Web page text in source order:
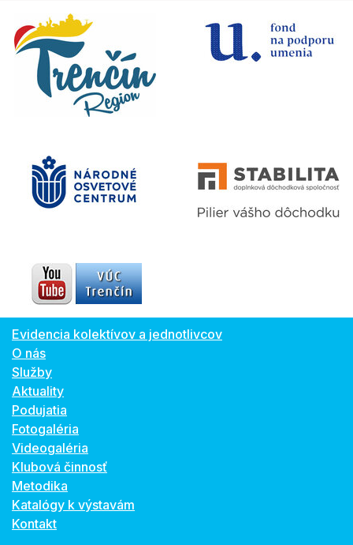
Evidencia kolektívov a jednotlivcov
O nás
Služby
Aktuality
Podujatia
Fotogaléria
Videogaléria
Klubová činnosť
Metodika
Katalógy k výstavám
Kontakt